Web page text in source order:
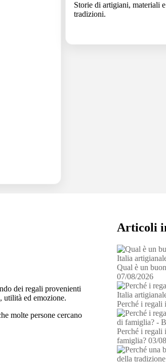
Storie di artigiani, materiali e
tradizioni.
dei regali provenienti
utilità ed emozione.
molte persone cercano
Articoli
Qual è un
07/08/2026
Perché i regali
Perché i regali
famiglia? 03/